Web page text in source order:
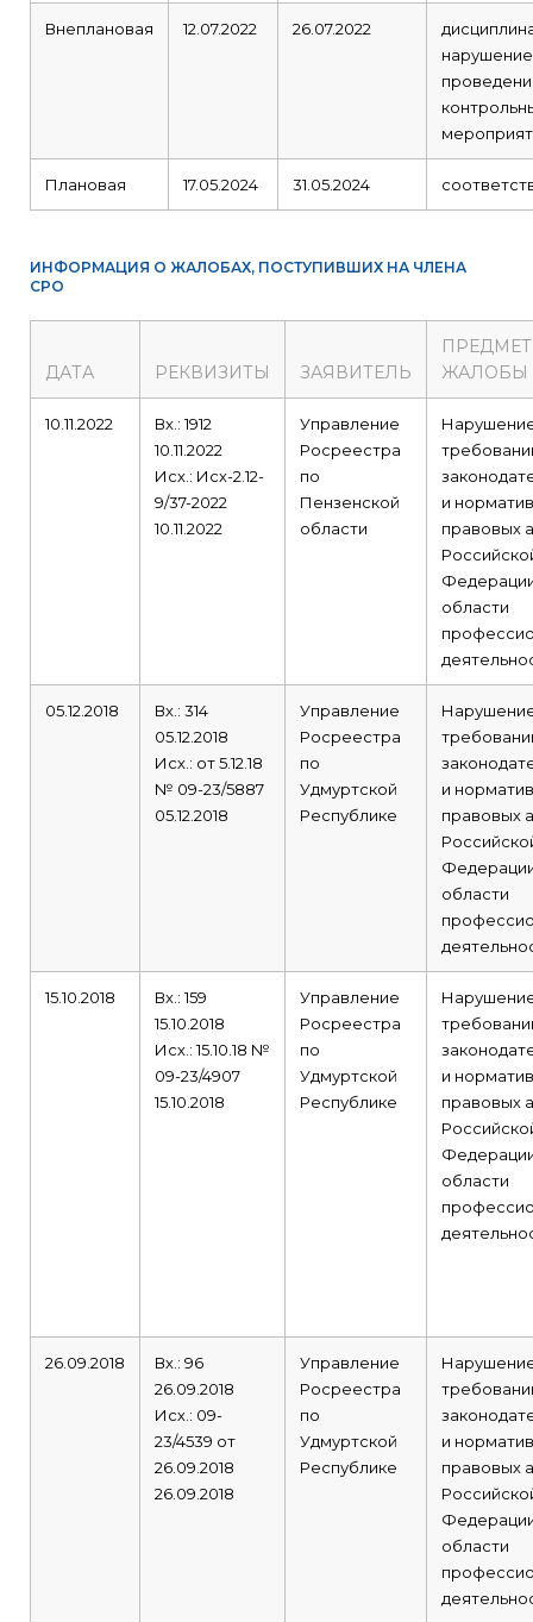
Внеплановая 12.07.2022 26.07.2022
Плановая 17.05.2024 31.05.2024
ИНФОРМАЦИЯ О ЖАЛОБАХ, ПОСТУПИВШИХ НА ЧЛЕНА
СРО
ДАТА РЕКВИЗИТЫ ЗАЯВИТЕЛЬ
ПРЕДМЕТ
ЖАЛОБЫ
10.11.2022
Вх.: 1912
10.11.2022
Исх.: Исх-2.12-
9/37-2022
10.11.2022
Управление
Росреестра
по
Пензенской
области
и
правовых
области
05.12.2018
Вх.: 314
05.12.2018
Исх.: от 5.12.18
№ 09-23/5887
05.12.2018
Управление
Росреестра
по
Удмуртской
Республике
и
правовых
области
15.10.2018
Вх.: 159
15.10.2018
Исх.: 15.10.18 №
09-23/4907
15.10.2018
Управление
Росреестра
по
Удмуртской
Республике
и
правовых
области
26.09.2018
Вх.: 96
26.09.2018
Исх.: 09-
23/4539 от
26.09.2018
26.09.2018
Управление
Росреестра
по
Удмуртской
Республике
и
правовых
области